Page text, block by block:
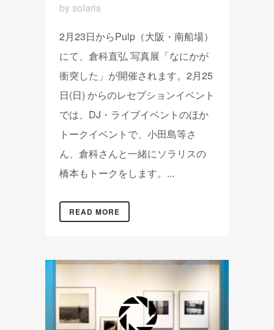
by solaris
2月23日からPulp（大阪・南船場）
にて、倉科直弘 写真展「なにかが
衝突した」が開催されます。2月25
日(日) からのレセプションイベント
では、DJ・ライブイベントのほか
トークイベントで、小田島等さ
ん、倉科さんと一緒にソラリスの
橋本もトークをします。...
READ MORE